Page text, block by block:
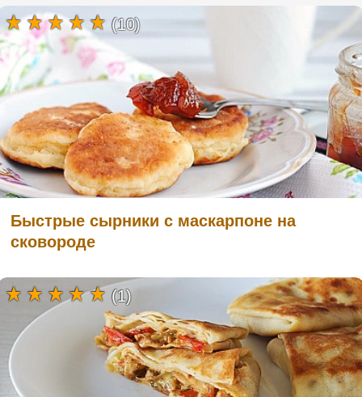
Быстрые сырники с маскарпоне на
сковороде
(10)
(1)